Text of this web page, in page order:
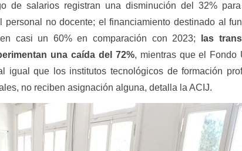
de salarios registran una disminución del 32%
personal no docente; el financiamiento destinado al
casi un 60% en comparación con 2023;
las
una caída del 72%, mientras que el Fondo
igual que los institutos tecnológicos de formación
no reciben asignación alguna, detalla la ACIJ.